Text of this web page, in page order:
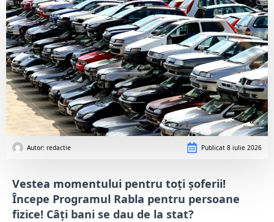
Autor: redactie Publicat 8 iulie 2026
Vestea momentului pentru toți șoferii!
Începe Programul Rabla pentru persoane
fizice! Câți bani se dau de la stat?